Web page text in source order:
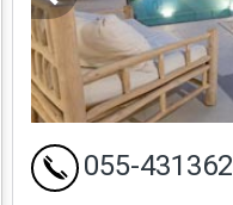
055-